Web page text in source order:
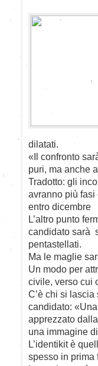
dilatati.
«Il confronto
puri, ma anche
Tradotto: gli
avranno più
entro dicembre
L’altro punto
candidato sarà
pentastellati.
Ma le maglie
Un modo per
civile, verso cui
C’è chi si
candidato:
apprezzato
una immagine
L’identikit è
spesso in